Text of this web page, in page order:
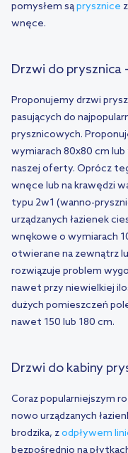
pomysłem sąprysznice
wnęce.
Drzwi do prysznica
Proponujemy drzwi
pasujących do
prysznicowych.
wymiarach 80x80 cm
naszej oferty. Oprócz
wnęce lub na krawędzi
typu 2w1 (wanno-
urządzanych łazienek
wnękowe o wymiarach
otwierane na zewnątrz
rozwiązuje problem
nawet przy niewielkiej
dużych pomieszczeń
nawet 150 lub 180 cm.
Drzwi do kabiny
Coraz popularniejszym
nowo urządzanych
brodzika, zodpływem